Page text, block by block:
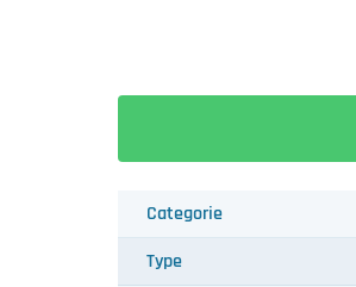
Categorie
Type